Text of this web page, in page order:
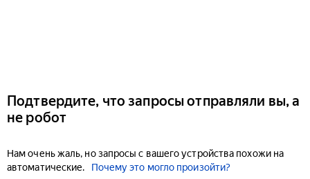
Подтвердите, что запросы отправляли вы, а
не робот
Нам очень жаль, но запросы с вашего устройства похожи на
автоматические.
Почему это могло произойти?